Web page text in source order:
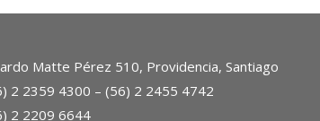
Matte Pérez 510, Providencia, Santiago
2 2359 4300 – (56) 2 2455 4742
2 2209 6644